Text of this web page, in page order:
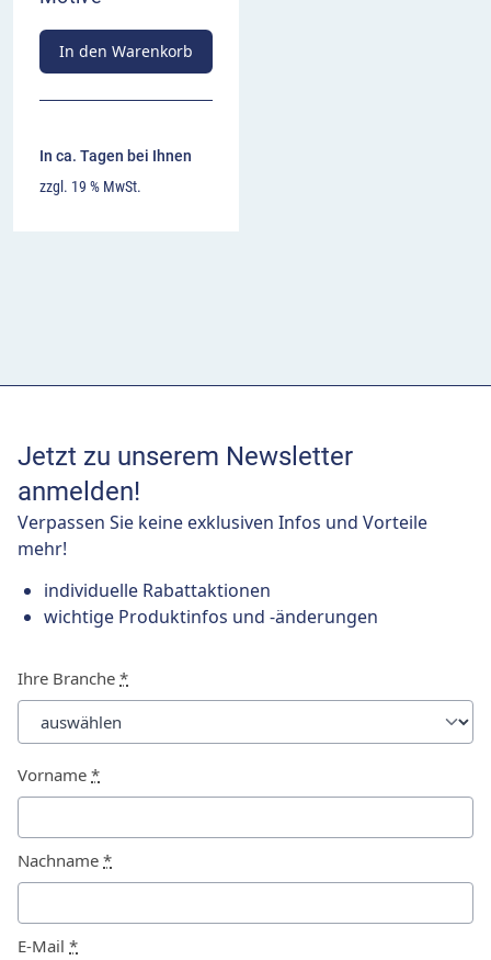
In den Warenkorb
In ca. Tagen bei Ihnen
zzgl. 19 % MwSt.
Jetzt zu unserem Newsletter
anmelden!
Verpassen Sie keine exklusiven Infos und Vorteile
mehr!
individuelle Rabattaktionen
wichtige Produktinfos und -änderungen
Ihre Branche *
Vorname *
Nachname *
E-Mail *